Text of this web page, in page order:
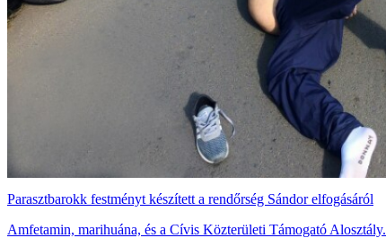
Parasztbarokk festményt készített a rendőrség Sándor elfogásáról
Amfetamin, marihuána, és a Cívis Közterületi Támogató Alosztály.